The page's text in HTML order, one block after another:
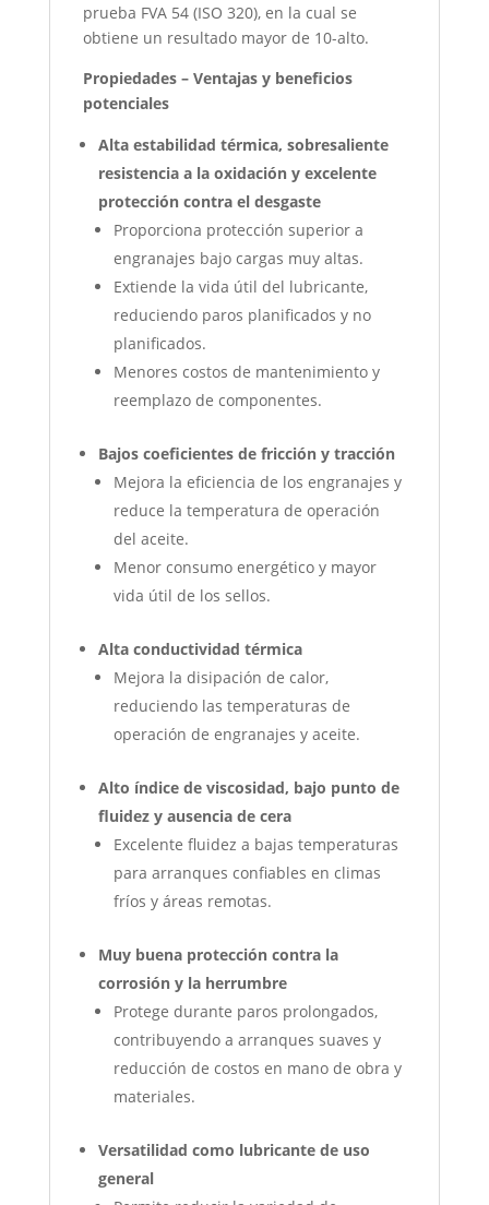
prueba FVA 54 (ISO 320), en la cual se
obtiene un resultado mayor de 10-alto.
Propiedades – Ventajas y beneficios
potenciales
Alta estabilidad térmica, sobresaliente
resistencia a la oxidación y excelente
protección contra el desgaste
Proporciona protección superior a
engranajes bajo cargas muy altas.
Extiende la vida útil del lubricante,
reduciendo paros planificados y no
planificados.
Menores costos de mantenimiento y
reemplazo de componentes.
Bajos coeficientes de fricción y tracción
Mejora la eficiencia de los engranajes y
reduce la temperatura de operación
del aceite.
Menor consumo energético y mayor
vida útil de los sellos.
Alta conductividad térmica
Mejora la disipación de calor,
reduciendo las temperaturas de
operación de engranajes y aceite.
Alto índice de viscosidad, bajo punto de
fluidez y ausencia de cera
Excelente fluidez a bajas temperaturas
para arranques confiables en climas
fríos y áreas remotas.
Muy buena protección contra la
corrosión y la herrumbre
Protege durante paros prolongados,
contribuyendo a arranques suaves y
reducción de costos en mano de obra y
materiales.
Versatilidad como lubricante de uso
general